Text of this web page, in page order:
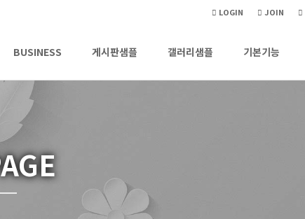
JOIN
LOGIN
BUSINESS 게시판샘플 갤러리샘플 기본기능